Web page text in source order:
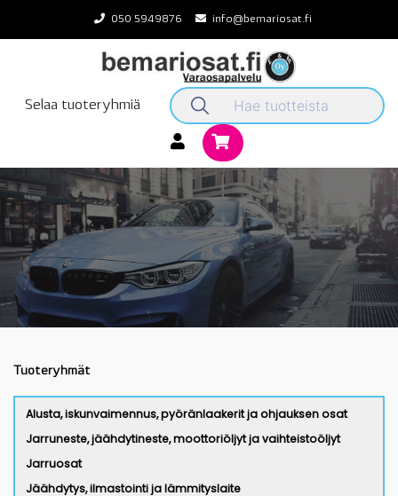
content
050 5949876 info@bemariosat.fi
Selaa tuoteryhmiä
Tuoteryhmät
Alusta, iskunvaimennus, pyöränlaakerit ja ohjauksen osat
Jarruneste, jäähdytineste, moottoriöljyt ja vaihteistoöljyt
Jarruosat
Jäähdytys, ilmastointi ja lämmityslaite